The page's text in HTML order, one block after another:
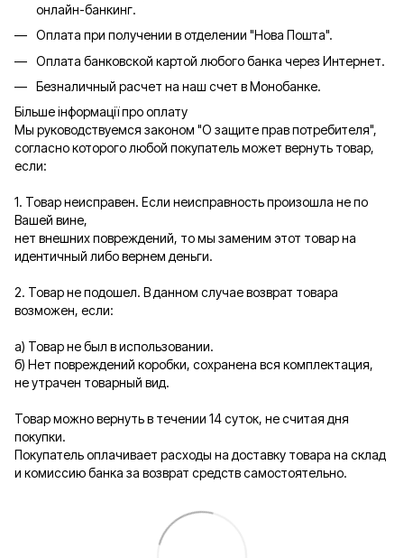
онлайн-банкинг.
Оплата при получении в отделении "Нова Пошта".
Оплата банковской картой любого банка через Интернет.
Безналичный расчет на наш счет в Монобанке.
Більше інформації про оплату
Мы руководствуемся законом "О защите прав потребителя",
согласно которого любой покупатель может вернуть товар,
если:
1. Товар неисправен. Если неисправность произошла не по
Вашей вине,
нет внешних повреждений, то мы заменим этот товар на
идентичный либо вернем деньги.
2. Товар не подошел. В данном случае возврат товара
возможен, если:
а) Товар не был в использовании.
б) Нет повреждений коробки, сохранена вся комплектация,
не утрачен товарный вид.
Товар можно вернуть в течении 14 суток, не считая дня
покупки.
Покупатель оплачивает расходы на доставку товара на склад
и комиссию банка за возврат средств самостоятельно.